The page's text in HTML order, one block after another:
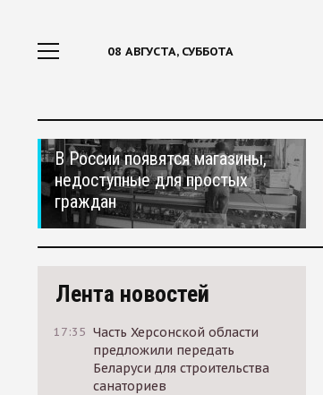
08 АВГУСТА, СУББОТА
В России появятся магазины,
недоступные для простых
граждан
Лента новостей
17:35 Часть Херсонской области
предложили передать
Беларуси для строительства
санаториев